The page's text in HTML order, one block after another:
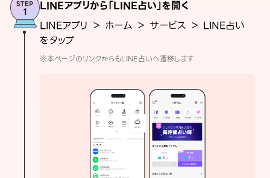
LINEアプリから「LINE占い」を開く
LINEアプリ ＞ ホーム ＞ サービス ＞ LINE占い
をタップ
※本ページのリンクからもLINE占いへ遷移します